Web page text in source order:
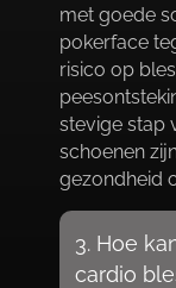
met goede
pokerface
risico op
stevige stap
schoenen
gezondheid
3.​ Hoe
cardio